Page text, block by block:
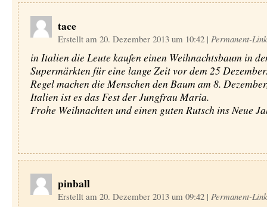
tace
Erstellt am 20. Dezember 2013 um 10:42 | Permanent-Link
in Italien die Leute kaufen einen Weihnachtsbaum in
Supermärkten für eine lange Zeit vor dem 25
Regel machen die Menschen den Baum am 8.
Italien ist es das Fest der Jungfrau Maria.
Frohe Weihnachten und einen guten Rutsch ins Neue
pinball
Erstellt am 20. Dezember 2013 um 09:42 | Permanent-Link